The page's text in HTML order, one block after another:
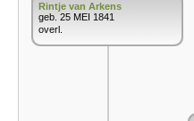
Rintje van Arkens
geb. 25 MEI 1841
overl.